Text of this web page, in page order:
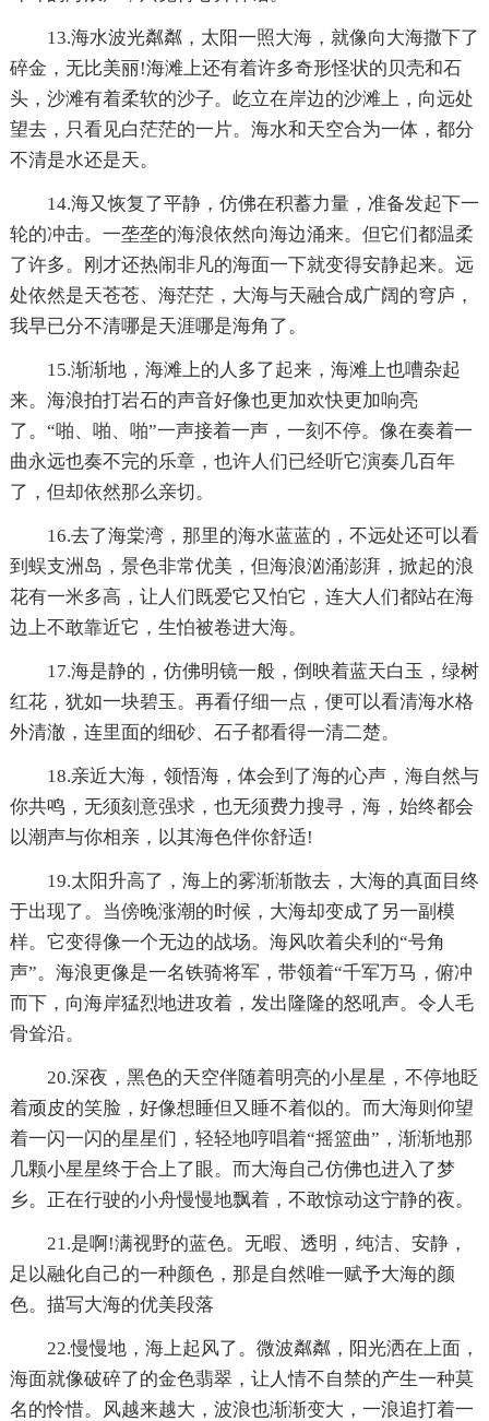
13.海水波光粼粼，太阳一照大海，就像向大海撒下了
碎金，无比美丽!海滩上还有着许多奇形怪状的贝壳和石
头，沙滩有着柔软的沙子。屹立在岸边的沙滩上，向远处
望去，只看见白茫茫的一片。海水和天空合为一体，都分
不清是水还是天。
14.海又恢复了平静，仿佛在积蓄力量，准备发起下一
轮的冲击。一垄垄的海浪依然向海边涌来。但它们都温柔
了许多。刚才还热闹非凡的海面一下就变得安静起来。远
处依然是天苍苍、海茫茫，大海与天融合成广阔的穹庐，
我早已分不清哪是天涯哪是海角了。
15.渐渐地，海滩上的人多了起来，海滩上也嘈杂起
来。海浪拍打岩石的声音好像也更加欢快更加响亮
了。“啪、啪、啪”一声接着一声，一刻不停。像在奏着一
曲永远也奏不完的乐章，也许人们已经听它演奏几百年
了，但却依然那么亲切。
16.去了海棠湾，那里的海水蓝蓝的，不远处还可以看
到蜈支洲岛，景色非常优美，但海浪汹涌澎湃，掀起的浪
花有一米多高，让人们既爱它又怕它，连大人们都站在海
边上不敢靠近它，生怕被卷进大海。
17.海是静的，仿佛明镜一般，倒映着蓝天白玉，绿树
红花，犹如一块碧玉。再看仔细一点，便可以看清海水格
外清澈，连里面的细砂、石子都看得一清二楚。
18.亲近大海，领悟海，体会到了海的心声，海自然与
你共鸣，无须刻意强求，也无须费力搜寻，海，始终都会
以潮声与你相亲，以其海色伴你舒适!
19.太阳升高了，海上的雾渐渐散去，大海的真面目终
于出现了。当傍晚涨潮的时候，大海却变成了另一副模
样。它变得像一个无边的战场。海风吹着尖利的“号角
声”。海浪更像是一名铁骑将军，带领着“千军万马，俯冲
而下，向海岸猛烈地进攻着，发出隆隆的怒吼声。令人毛
骨耸沿。
20.深夜，黑色的天空伴随着明亮的小星星，不停地眨
着顽皮的笑脸，好像想睡但又睡不着似的。而大海则仰望
着一闪一闪的星星们，轻轻地哼唱着“摇篮曲”，渐渐地那
几颗小星星终于合上了眼。而大海自己仿佛也进入了梦
乡。正在行驶的小舟慢慢地飘着，不敢惊动这宁静的夜。
21.是啊!满视野的蓝色。无暇、透明，纯洁、安静，
足以融化自己的一种颜色，那是自然唯一赋予大海的颜
色。描写大海的优美段落
22.慢慢地，海上起风了。微波粼粼，阳光洒在上面，
海面就像破碎了的金色翡翠，让人情不自禁的产生一种莫
名的怜惜。风越来越大，波浪也渐渐变大，一浪追打着一